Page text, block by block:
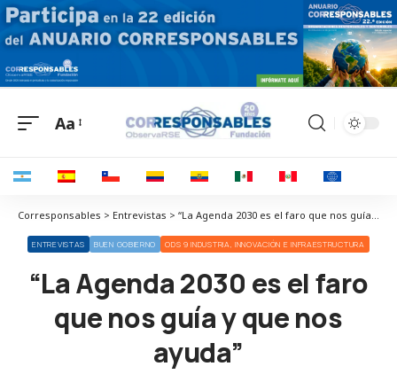
Aa
Corresponsables > Entrevistas > “La Agenda 2030 es el faro que nos guía y que nos ayuda”
ENTREVISTAS BUEN GOBIERNO ODS 9 INDUSTRIA, INNOVACIÓN E INFRAESTRUCTURA
“La Agenda 2030 es el faro
que nos guía y que nos
ayuda”